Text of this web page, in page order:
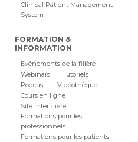
Clinical Patient Management
System
FORMATION &
INFORMATION
Evénements de la filière
Webinars
Tutoriels
Podcast
Vidéothèque
Cours en ligne
Site interfilière
Formations pour les
professionnels
Formations pour les patients